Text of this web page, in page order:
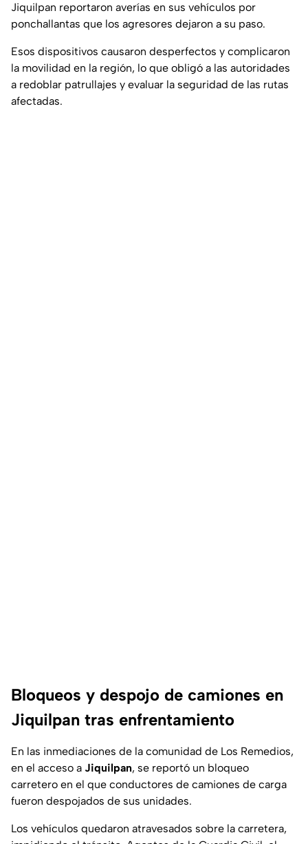
Jiquilpan reportaron averías en sus vehículos por
ponchallantas que los agresores dejaron a su paso.
Esos dispositivos causaron desperfectos y complicaron
la movilidad en la región, lo que obligó a las autoridades
a redoblar patrullajes y evaluar la seguridad de las rutas
afectadas.
Bloqueos y despojo de camiones en
Jiquilpan tras enfrentamiento
En las inmediaciones de la comunidad de Los Remedios,
en el acceso a Jiquilpan, se reportó un bloqueo
carretero en el que conductores de camiones de carga
fueron despojados de sus unidades.
Los vehículos quedaron atravesados sobre la carretera,